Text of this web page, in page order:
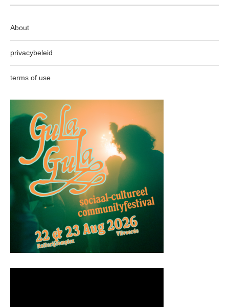
About
privacybeleid
terms of use